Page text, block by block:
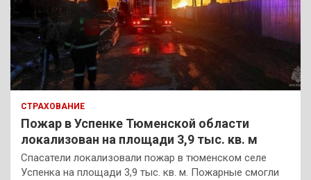
СТРАХОВАНИЕ
Пожар в Успенке Тюменской области
локализован на площади 3,9 тыс. кв. м
Спасатели локализовали пожар в тюменском селе
Успенка на площади 3,9 тыс. кв. м. Пожарные смогли